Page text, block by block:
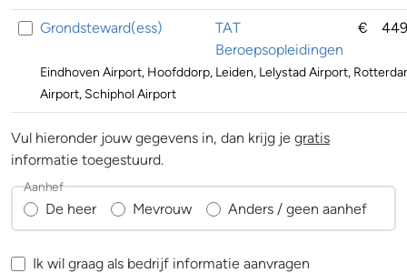
Grondsteward(ess)
TAT
Beroepsopleidingen
€
Eindhoven Airport, Hoofddorp, Leiden, Lelystad Airport,
Airport, Schiphol Airport
Vul hieronder jouw gegevens in, dan krijg je gratis
informatie toegestuurd.
De heer Mevrouw Anders / geen aanhef
Aanhef
Ik wil graag als bedrijf informatie aanvragen